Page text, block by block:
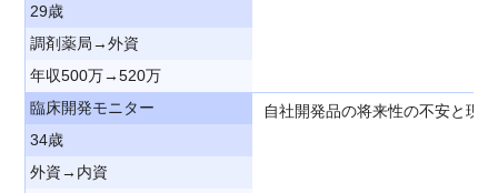
29歳
調剤薬局→外資
年収500万→520万
臨床開発モニター
自社開発品の将来性の不安と現
34歳
外資→内資